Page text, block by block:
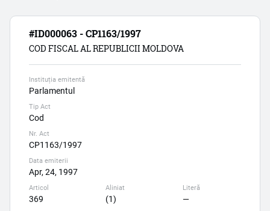
#ID000063 - CP1163/1997
COD FISCAL AL REPUBLICII MOLDOVA
Instituția emitentă
Parlamentul
Tip Act
Cod
Nr. Act
CP1163/1997
Data emiterii
Apr, 24, 1997
Articol
369
Aliniat
(1)
Literă
—